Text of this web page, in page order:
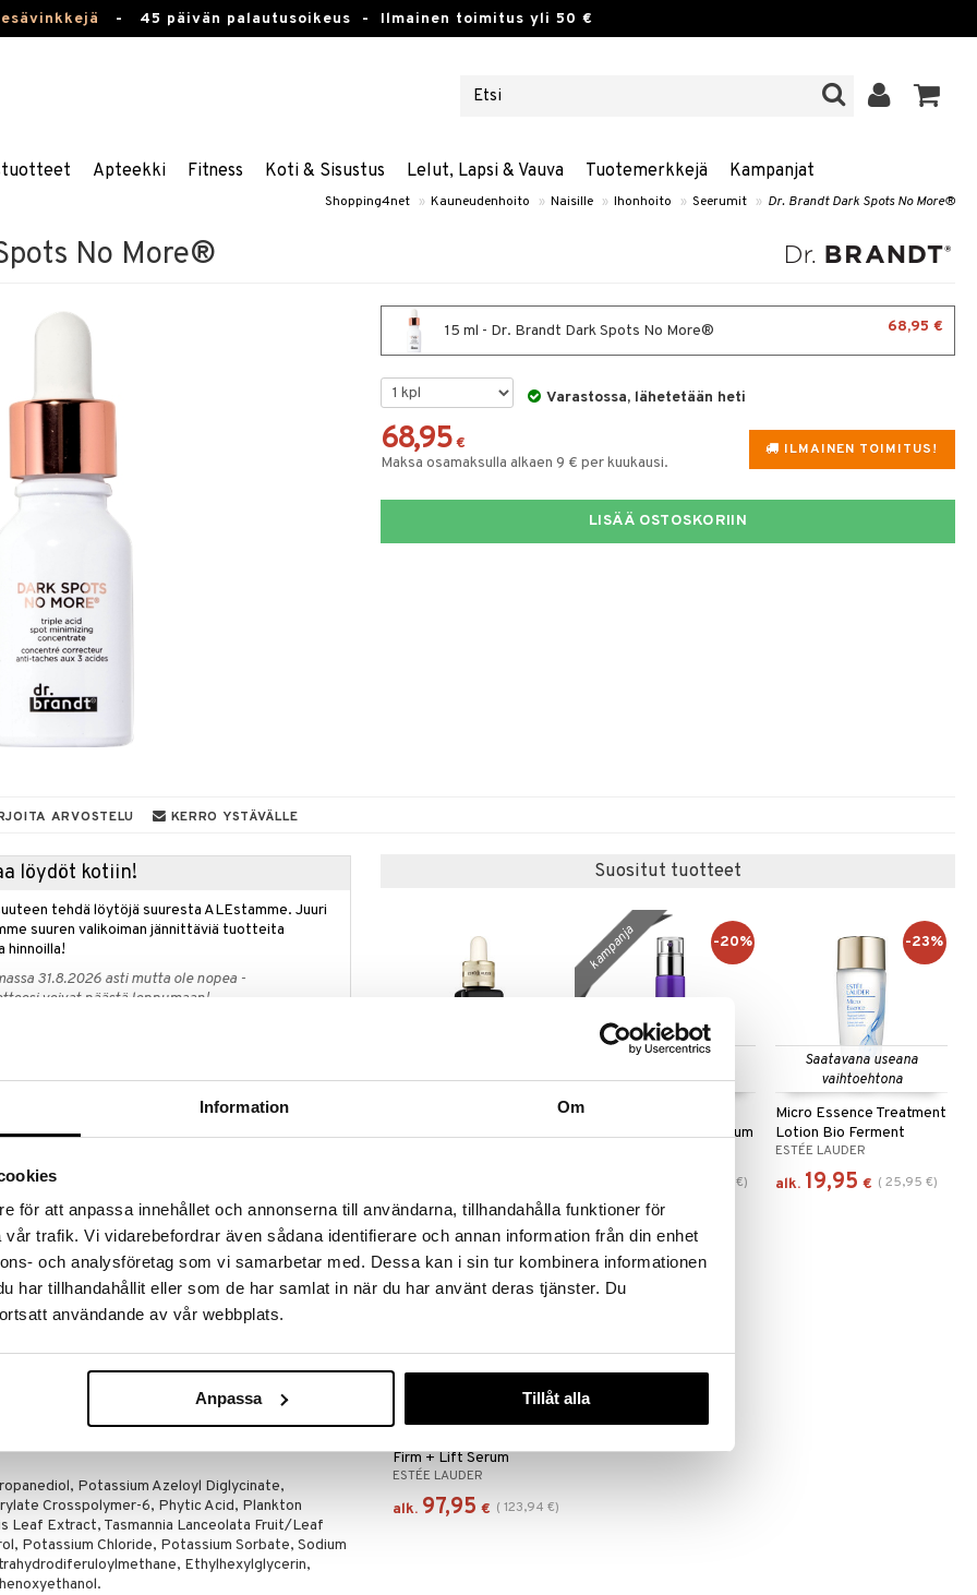
Information Om
för att anpassa innehållet och annonserna till användarna, tillhandahålla funktioner för
trafik. Vi vidarebefordrar även sådana identifierare och annan information från din enhet
och analysföretag som vi samarbetar med. Dessa kan i sin tur kombinera informationen
har tillhandahållit eller som de har samlat in när du har använt deras tjänster. Du
användande av vår webbplats.
Anpassa Tillåt alla
- 45 päivän palautusoikeus - Ilmainen toimitus yli 50 €
Apteekki Fitness Koti & Sisustus Lelut, Lapsi & Vauva Tuotemerkkejä Kampanjat
Shopping4net » Kauneudenhoito » Naisille » Ihonhoito » Seerumit » Dr. Brandt Dark Spots No More®
No More®
15 ml - Dr. Brandt Dark Spots No More® 68,95 €
Varastossa, lähetetään heti
ILMAINEN TOIMITUS!
68,95 €
Maksa osamaksulla alkaen 9 € per kuukausi.
LISÄÄ OSTOSKORIIN
ARVOSTELU KERRO YSTÄVÄLLE
löydöt kotiin!
tehdä löytöjä suuresta ALEstamme. Juuri
suuren valikoiman jännittäviä tuotteita
hinnoilla!
31.8.2026 asti mutta ole nopea -
voivat päästä loppumaan!
synergisesti vähentäen tummia iholäiskiä,
ja aknearpiin.
tranexamic ja phytic, samoin kurkumauutetta,
myöskin planktoniuutetta, jolla on ihosävyä
vaikutus.
tuloksen saamiseksi.
Potassium Azeloyl Diglycinate,
Crosspolymer-6, Phytic Acid, Plankton
Leaf Extract, Tasmannia Lanceolata Fruit/Leaf
Potassium Chloride, Potassium Sorbate, Sodium
Ethylhexylglycerin,
Suositut tuotteet
vaihtoehtona
Serum
Saatavana useana
vaihtoehtona
Smart Clinical Repair
Wrinkle Correcting Serum
€)
kampanja -20%
Saatavana useana
vaihtoehtona
Micro Essence Treatment
Lotion Bio Ferment
ESTÉE LAUDER
alk. 19,95 € ( 25,95 €)
-23%
Firm + Lift Serum
ESTÉE LAUDER
alk. 97,95 € ( 123,94 €)
-21%